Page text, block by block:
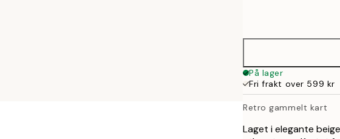
På lager
Fri frakt over 599 kr
Retro gammelt kart
Laget i elegante